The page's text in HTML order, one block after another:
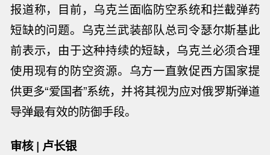
报道称，目前，乌克兰面临防空系统和拦截弹药
短缺的问题。乌克兰武装部队总司令瑟尔斯基此
前表示，由于这种持续的短缺，乌克兰必须合理
使用现有的防空资源。乌方一直敦促西方国家提
供更多“爱国者”系统，并将其视为应对俄罗斯弹道
导弹最有效的防御手段。
审核 | 卢长银